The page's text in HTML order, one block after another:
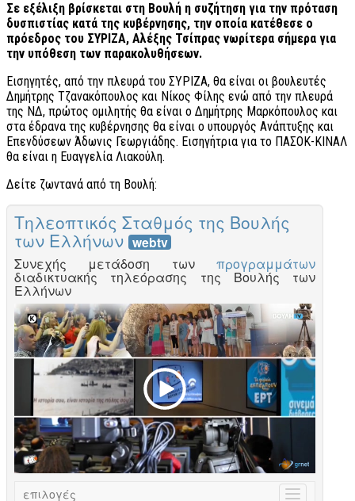
Σε εξέλιξη βρίσκεται στη Βουλή η συζήτηση για την πρόταση
δυσπιστίας κατά της κυβέρνησης, την οποία κατέθεσε ο
πρόεδρος του ΣΥΡΙΖΑ, Αλέξης Τσίπρας νωρίτερα σήμερα για
την υπόθεση των παρακολυθήσεων.
Εισηγητές, από την πλευρά του ΣΥΡΙΖΑ, θα είναι οι βουλευτές
Δημήτρης Τζανακόπουλος και Νίκος Φίλης ενώ από την πλευρά
της ΝΔ, πρώτος ομιλητής θα είναι ο Δημήτρης Μαρκόπουλος και
στα έδρανα της κυβέρνησης θα είναι ο υπουργός Ανάπτυξης και
Επενδύσεων Άδωνις Γεωργιάδης. Εισηγήτρια για το ΠΑΣΟΚ-ΚΙΝΑΛ
θα είναι η Ευαγγελία Λιακούλη.
Δείτε ζωντανά από τη Βουλή: